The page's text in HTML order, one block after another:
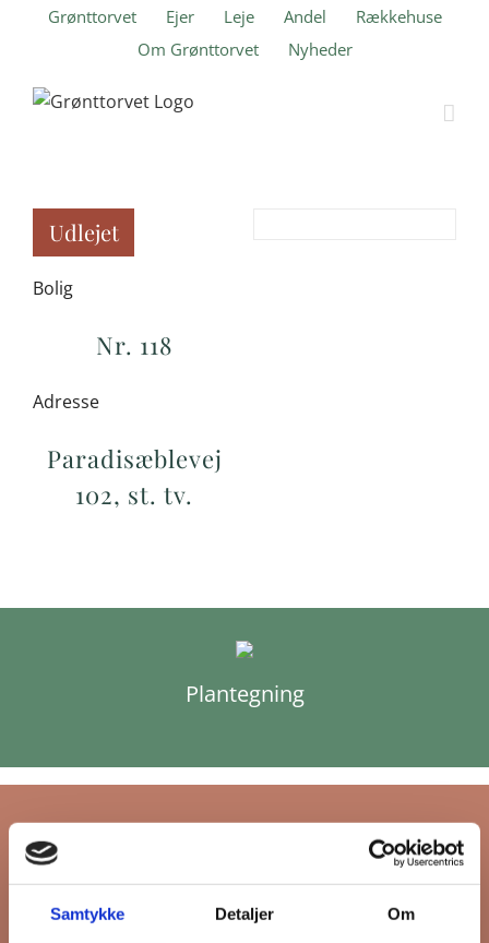
Samtykke Detaljer Om
Grønttorvet Ejer Leje Andel
Rækkehuse
Om Grønttorvet
Nyheder
Udlejet
Bolig
Nr. 118
Adresse
Paradisæblevej
102, st. tv.
Plantegning
Tilmeld dig FB